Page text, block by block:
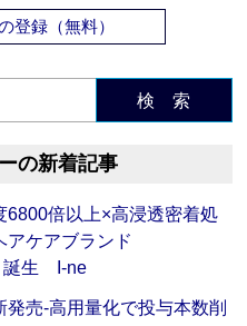
登録（無料）
検 索
の新着記事
6800倍以上×高浸透密着処
アケアブランド
誕生 I-ne
発売‐高用量化で投与本数削